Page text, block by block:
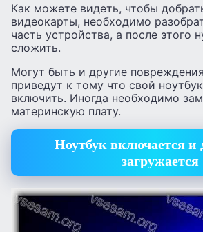
Как можете видеть, чтобы
видеокарты, необходимо
часть устройства, а после этого
сложить.
Могут быть и другие
приведут к тому что свой
включить. Иногда необходимо
материнскую плату.
Ноутбук включается и
загружается